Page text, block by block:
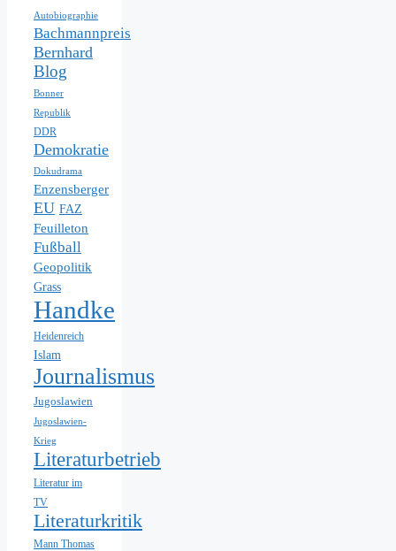
Autobiographie
Bachmannpreis
Bernhard
Blog
Bonner
Republik
DDR
Demokratie
Dokudrama
Enzensberger
EU FAZ
Feuilleton
Fußball
Geopolitik
Grass
Handke
Heidenreich
Islam
Journalismus
Jugoslawien
Jugoslawien-
Krieg
Literaturbetrieb
Literatur im
TV
Literaturkritik
Mann Thomas